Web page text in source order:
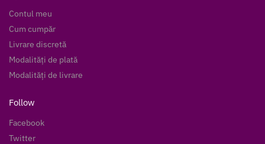
Contul meu
Cum cumpăr
Livrare discretă
Modalități de plată
Modalități de livrare
Follow
Facebook
Twitter